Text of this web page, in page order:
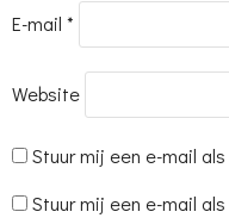
E-mail *
Website
Stuur mij een e-mail
Stuur mij een e-mail